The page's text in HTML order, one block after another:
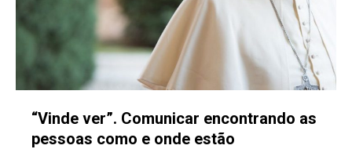
“Vinde ver”. Comunicar encontrando as
pessoas como e onde estão